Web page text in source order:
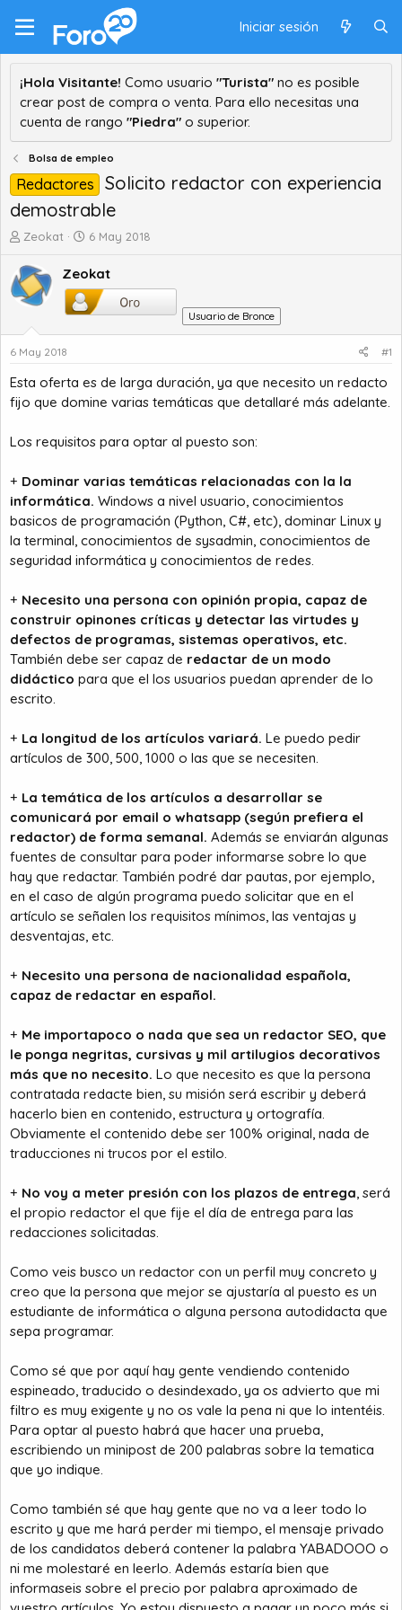
Iniciar sesión
¡Hola Visitante! Como usuario "Turista" no es posible
crear post de compra o venta. Para ello necesitas una
cuenta de rango "Piedra" o superior.
Bolsa de empleo
Redactores
Solicito redactor con experiencia
demostrable
A
t
o
r
e
t
m
a
Zeokat
F
c
h
a
e
i
c
o
6 May 2018
Zeokat
Usuario de Bronce
6 May 2018 #1
Esta oferta es de larga duración, ya que necesito un redacto
fijo que domine varias temáticas que detallaré más adelante.
Los requisitos para optar al puesto son:
+ Dominar varias temáticas relacionadas con la la
informática. Windows a nivel usuario, conocimientos
basicos de programación (Python, C#, etc), dominar Linux y
la terminal, conocimientos de sysadmin, conocimientos de
seguridad informática y conocimientos de redes.
+ Necesito una persona con opinión propia, capaz de
construir opinones críticas y detectar las virtudes y
defectos de programas, sistemas operativos, etc.
También debe ser capaz de redactar de un modo
didáctico para que el los usuarios puedan aprender de lo
escrito.
+ La longitud de los artículos variará. Le puedo pedir
artículos de 300, 500, 1000 o las que se necesiten.
+ La temática de los artículos a desarrollar se
comunicará por email o whatsapp (según prefiera el
redactor) de forma semanal. Además se enviarán algunas
fuentes de consultar para poder informarse sobre lo que
hay que redactar. También podré dar pautas, por ejemplo,
en el caso de algún programa puedo solicitar que en el
artículo se señalen los requisitos mínimos, las ventajas y
desventajas, etc.
+ Necesito una persona de nacionalidad española,
capaz de redactar en español.
+ Me importapoco o nada que sea un redactor SEO, que
le ponga negritas, cursivas y mil artilugios decorativos
más que no necesito. Lo que necesito es que la persona
contratada redacte bien, su misión será escribir y deberá
hacerlo bien en contenido, estructura y ortografía.
Obviamente el contenido debe ser 100% original, nada de
traducciones ni trucos por el estilo.
+ No voy a meter presión con los plazos de entrega, será
el propio redactor el que fije el día de entrega para las
redacciones solicitadas.
Como veis busco un redactor con un perfil muy concreto y
creo que la persona que mejor se ajustaría al puesto es un
estudiante de informática o alguna persona autodidacta que
sepa programar.
Como sé que por aquí hay gente vendiendo contenido
espineado, traducido o desindexado, ya os advierto que mi
filtro es muy exigente y no os vale la pena ni que lo intentéis.
Para optar al puesto habrá que hacer una prueba,
escribiendo un minipost de 200 palabras sobre la tematica
que yo indique.
Como también sé que hay gente que no va a leer todo lo
escrito y que me hará perder mi tiempo, el mensaje privado
de los candidatos deberá contener la palabra YABADOOO o
ni me molestaré en leerlo. Además estaría bien que
informaseis sobre el precio por palabra aproximado de